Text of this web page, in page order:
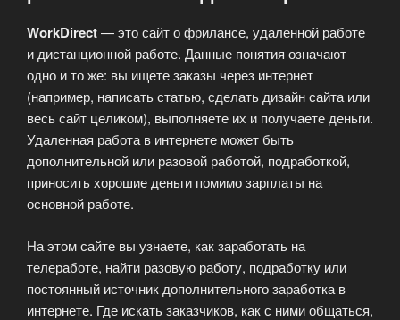
WorkDirect— это сайт о фрилансе, удаленной работе
и дистанционной работе. Данные понятия означают
одно и то же: вы ищете заказы через интернет
(например, написать статью, сделать дизайн сайта или
весь сайт целиком), выполняете их и получаете деньги.
Удаленная работа в интернете может быть
дополнительной или разовой работой, подработкой,
приносить хорошие деньги помимо зарплаты на
основной работе.
На этом сайте вы узнаете, как заработать на
телеработе, найти разовую работу, подработку или
постоянный источник дополнительного заработка в
интернете. Где искать заказчиков, как с ними общаться,